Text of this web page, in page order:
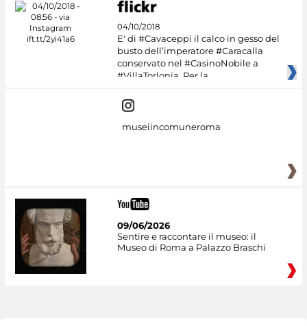
04/10/2018
E' di #Cavaceppi il calco in gesso del
busto dell’imperatore #Caracalla
conservato nel #CasinoNobile a
#VillaTorlonia. Per la
museiincomuneroma
09/06/2026
Sentire e raccontare il museo: il
Museo di Roma a Palazzo Braschi